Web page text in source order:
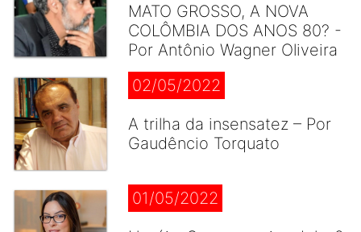
MATO GROSSO, A NOVA
COLÔMBIA DOS ANOS 80? -
Por Antônio Wagner Oliveira
02/05/2022
A trilha da insensatez – Por
Gaudêncio Torquato
01/05/2022